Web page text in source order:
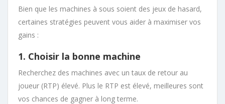
Bien que les machines à sous soient des jeux de hasard,
certaines stratégies peuvent vous aider à maximiser vos
gains :
1. Choisir la bonne machine
Recherchez des machines avec un taux de retour au
joueur (RTP) élevé. Plus le RTP est élevé, meilleures sont
vos chances de gagner à long terme.